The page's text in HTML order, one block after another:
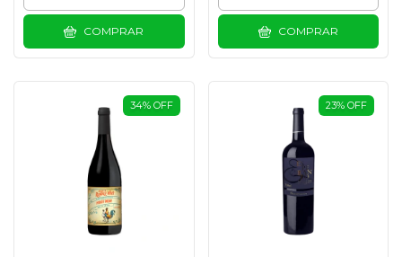
COMPRAR COMPRAR
34% OFF 23% OFF